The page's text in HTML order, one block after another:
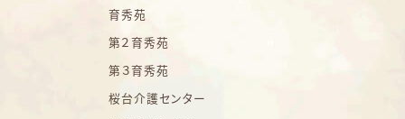
育秀苑
第２育秀苑
第３育秀苑
桜台介護センター